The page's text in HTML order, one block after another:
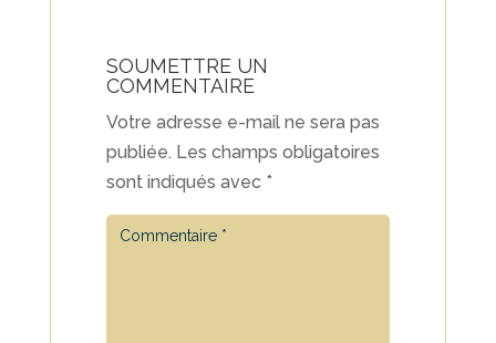
SOUMETTRE UN
COMMENTAIRE
Votre adresse e-mail ne sera pas
publiée. Les champs obligatoires
sont indiqués avec *